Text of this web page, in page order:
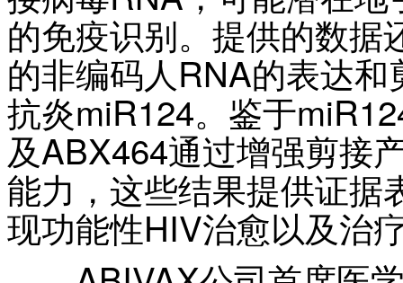
的免疫识别。提供的数
的非编码人RNA的表达
抗炎miR124。鉴于
及ABX464通过增强剪接
能力，这些结果提供证
现功能性HIV治愈以及治